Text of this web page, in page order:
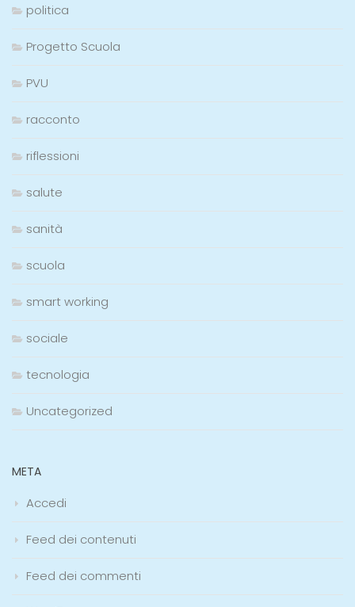
politica
Progetto Scuola
PVU
racconto
riflessioni
salute
sanità
scuola
smart working
sociale
tecnologia
Uncategorized
META
Accedi
Feed dei contenuti
Feed dei commenti